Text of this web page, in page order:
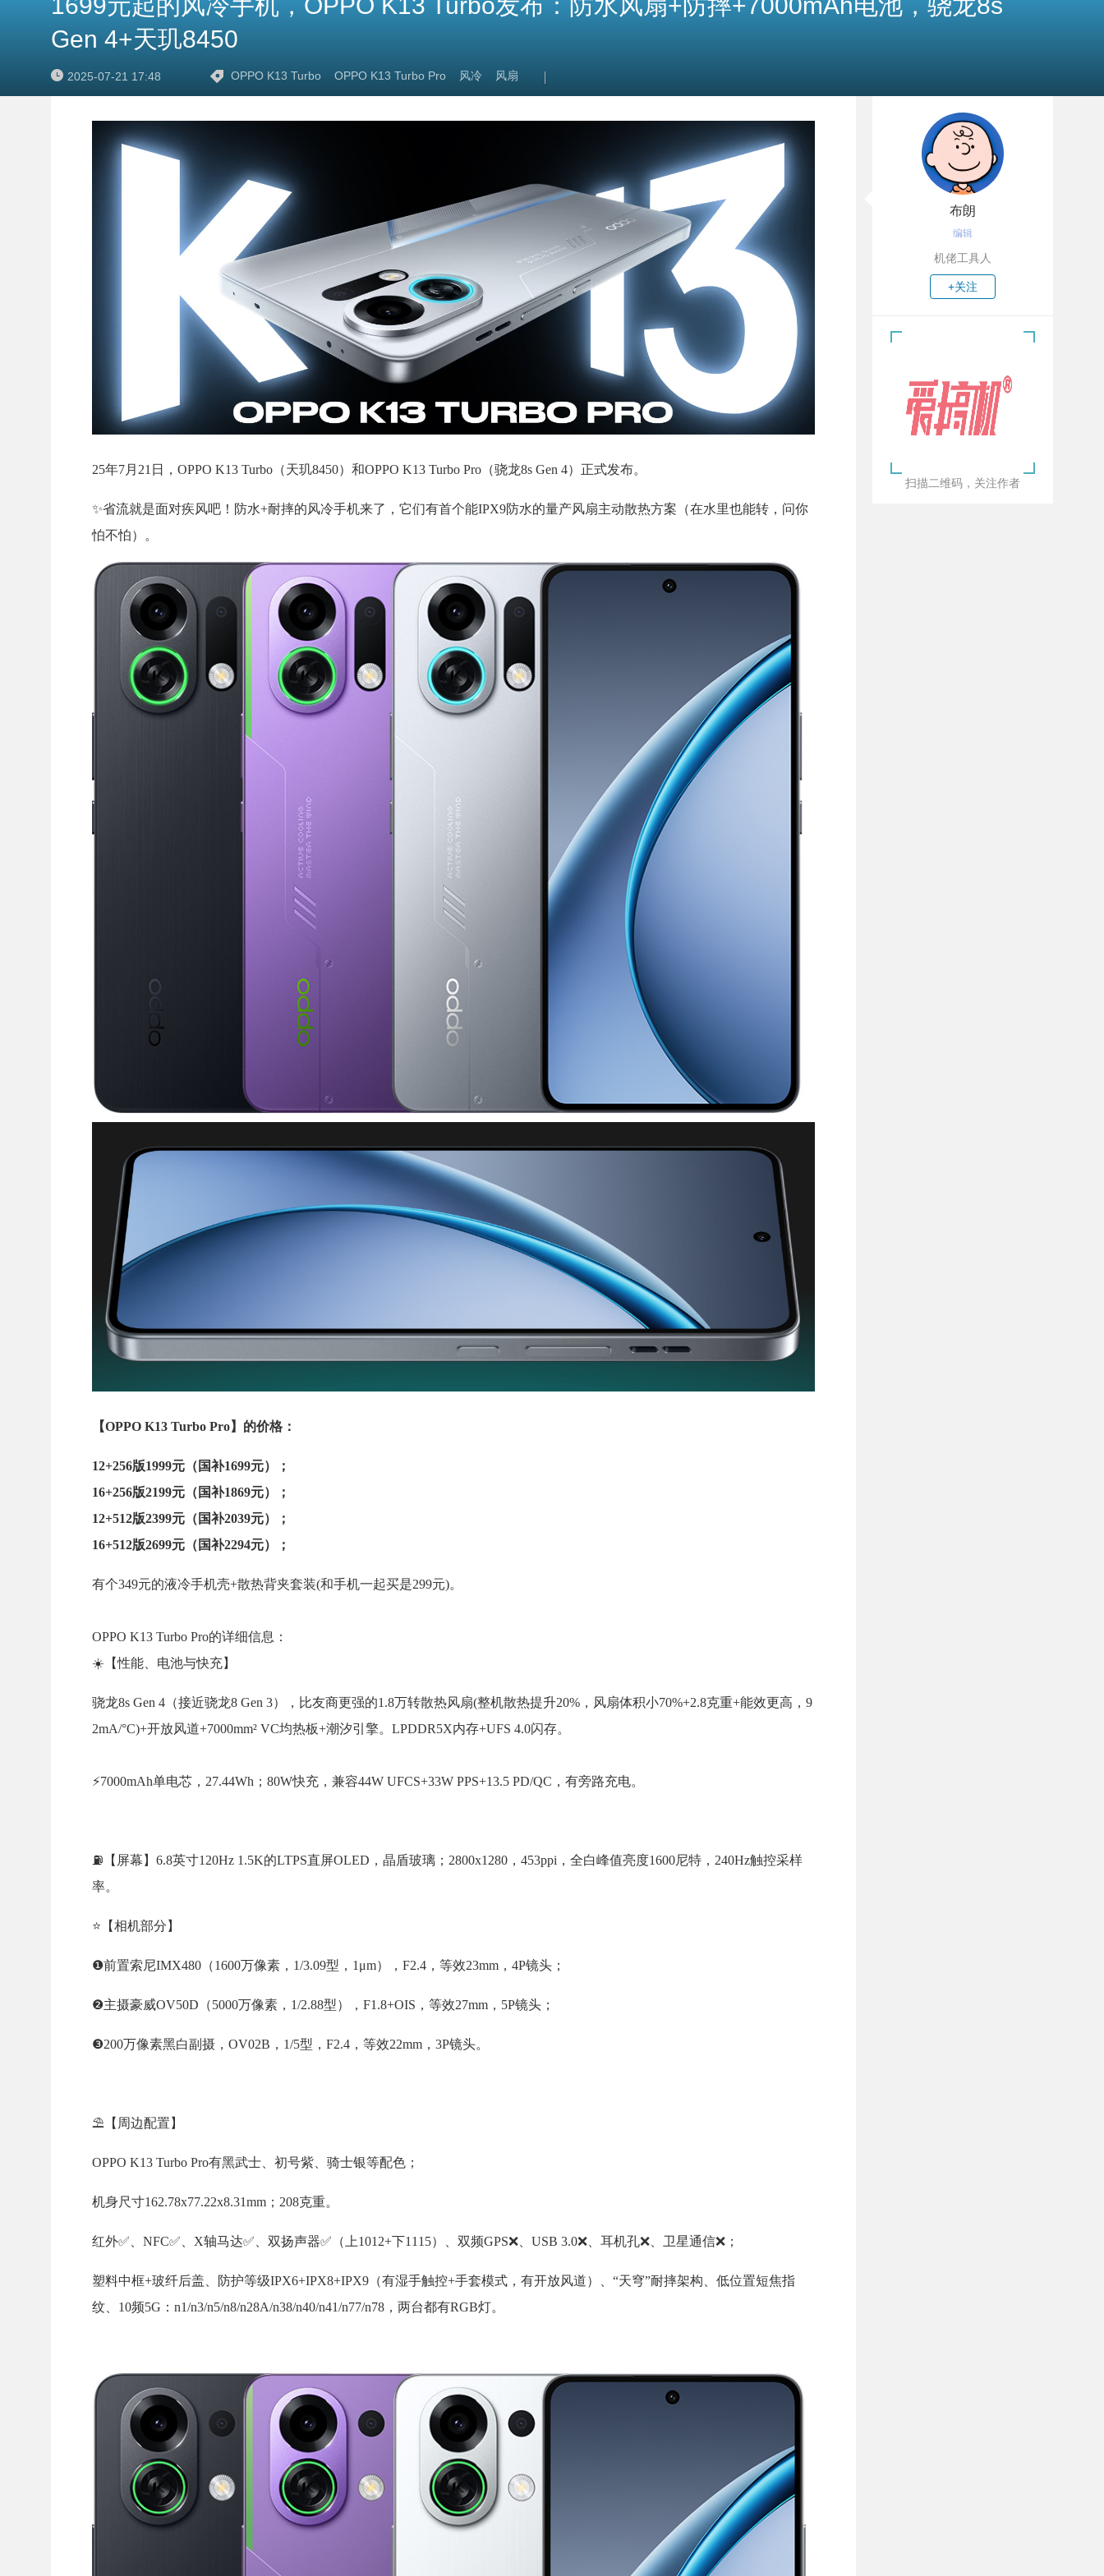
Gen 4+天玑8450
2025-07-21 17:48 OPPO K13 Turbo OPPO K13 Turbo Pro 风冷 风扇
25年7月21日，OPPO K13 Turbo（天玑8450）和OPPO K13 Turbo Pro（骁龙8s Gen 4）正式发布。
✨省流就是面对疾风吧！防水+耐摔的风冷手机来了，它们有首个能IPX9防水的量产风扇主动散热方案（在水里也能转，问你
怕不怕）。
【OPPO K13 Turbo Pro】的价格：
12+256版1999元（国补1699元）；
16+256版2199元（国补1869元）；
12+512版2399元（国补2039元）；
16+512版2699元（国补2294元）；
有个349元的液冷手机壳+散热背夹套装(和手机一起买是299元)。
OPPO K13 Turbo Pro的详细信息：
☀️【性能、电池与快充】
骁龙8s Gen 4（接近骁龙8 Gen 3），比友商更强的1.8万转散热风扇(整机散热提升20%，风扇体积小70%+2.8克重+能效更高，9
2mA/°C)+开放风道+7000mm² VC均热板+潮汐引擎。LPDDR5X内存+UFS 4.0闪存。
⚡7000mAh单电芯，27.44Wh；80W快充，兼容44W UFCS+33W PPS+13.5 PD/QC，有旁路充电。
⛽【屏幕】6.8英寸120Hz 1.5K的LTPS直屏OLED，晶盾玻璃；2800x1280，453ppi，全白峰值亮度1600尼特，240Hz触控采样
率。
⭐【相机部分】
❶前置索尼IMX480（1600万像素，1/3.09型，1μm），F2.4，等效23mm，4P镜头；
❷主摄豪威OV50D（5000万像素，1/2.88型），F1.8+OIS，等效27mm，5P镜头；
❸200万像素黑白副摄，OV02B，1/5型，F2.4，等效22mm，3P镜头。
⛱️【周边配置】
OPPO K13 Turbo Pro有黑武士、初号紫、骑士银等配色；
机身尺寸162.78x77.22x8.31mm；208克重。
红外✅️、NFC✅️、X轴马达✅️、双扬声器✅️（上1012+下1115）、双频GPS❌、USB 3.0❌、耳机孔❌、卫星通信❌；
塑料中框+玻纤后盖、防护等级IPX6+IPX8+IPX9（有湿手触控+手套模式，有开放风道）、“天穹”耐摔架构、低位置短焦指
纹、10频5G：n1/n3/n5/n8/n28A/n38/n40/n41/n77/n78，两台都有RGB灯。
布朗
编辑
机佬工具人
+关注
扫描二维码，关注作者